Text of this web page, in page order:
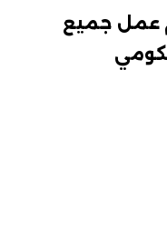
عمل جميع